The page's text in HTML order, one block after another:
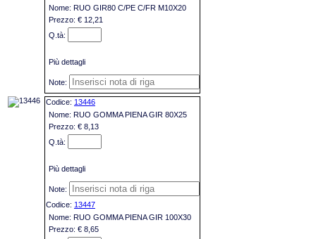
RUO GIR80 C/PE C/FR M10X20
€ 12,21
Più dettagli
13446
RUO GOMMA PIENA GIR 80X25
€ 8,13
Più dettagli
13447
RUO GOMMA PIENA GIR 100X30
€ 8,65